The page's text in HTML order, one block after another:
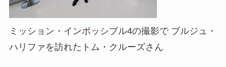
ミッション・インポッシブル4の撮影で ブルジュ・
ハリファを訪れたトム・クルーズさん